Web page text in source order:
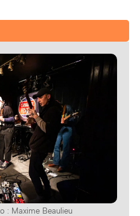
: Maxime Beaulieu